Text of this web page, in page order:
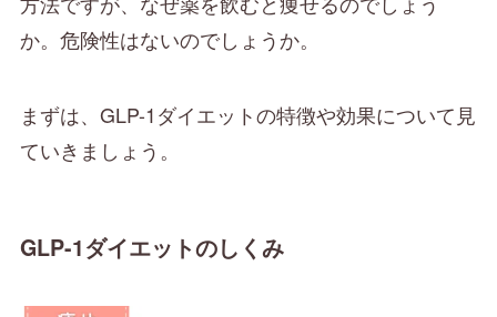
か。危険性はないのでしょうか。
まずは、GLP-1ダイエットの特徴や効果について見
ていきましょう。
GLP-1ダイエットのしくみ